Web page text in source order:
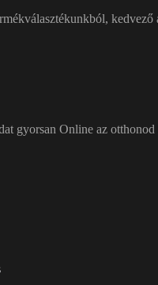
kedvező
gyorsan Online az